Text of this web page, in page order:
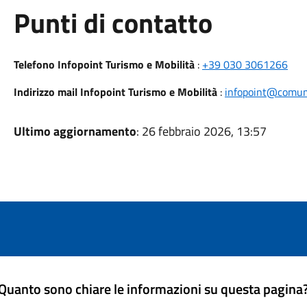
Punti di contatto
Telefono Infopoint Turismo e Mobilità: +39 030 3061266
Indirizzo mail Infopoint Turismo e Mobilità:
Ultimo aggiornamento: 26 febbraio 2026, 13:57
sono chiare le informazioni su questa